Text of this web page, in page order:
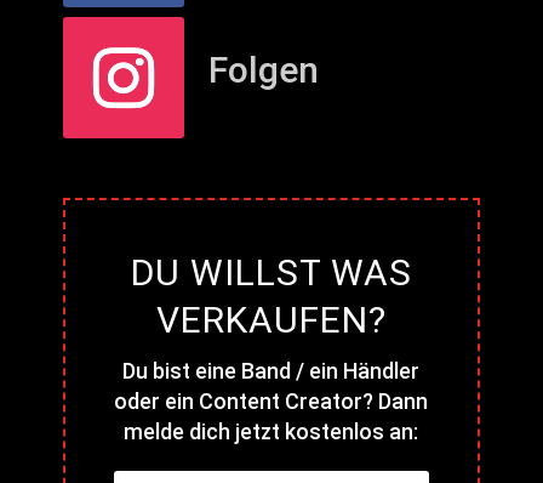
Folgen
DU WILLST WAS
VERKAUFEN?
Du bist eine Band / ein Händler
oder ein Content Creator? Dann
melde dich jetzt kostenlos an: